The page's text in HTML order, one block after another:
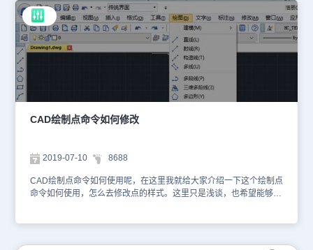
点】2. 绘制点的命令一般默认为基本样式，是一个简单的点，当我们
绘制的时候就很难看清楚，所以我们需要进行修改。我们打开【格
式】修改我们的【点样式】 3.打开之后，我们就有几种的样式的点可
以选择，参考下图。 4.我们除了点样式可以选择外，在这个对话框我
们可以修改点的大小，两种选择，一是相对屏幕的大小，一是按照绝
对大小。 5.第二忠实按照绝对大小的点样式，就是无论界面的变换，
绘制的点大小是不会改变的。 以上就是在浩辰CAD软件中，当我们
要使用CAD中点命令的其他样式来标注图上的特殊位置的时候，我们
就要使用设置功能，选择比较好辨认的样式来绘制CAD中的点。今天
就介绍这么多了。安装浩辰CAD软件试试吧。更多CAD教程技巧，
CAD绘制点命令如何修改
2019-07-10 8688
CAD绘制点命令如何使用呢，在这里我就给大家介绍一下这个绘制点
命令如何使用，怎么去修改点的样式。这里只是浅谈，也希望能够给
们打开【格式】修改我们的【点样式】 3.打开之后，我们就有几种的